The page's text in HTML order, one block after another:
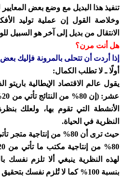
تنفيذ هذا البديل مع وضع بعض المعايير
وخلاصة القول إن عملية توليد
الانتقال من بديل إلى آخر هو السبيل
هل أنت مرن؟
إذا أردت أن تتحلى بالمرونة فإليك
أولًا ـ لا تطلب الكمال:
يقول عالم الاقتصاد الإيطالية
الأنشطة التي تقوم بها، ولعلك
النظرية في الحياة.
لهذه النظرية ينبغي ألا تلزم نفسك
بنسبة 100% كما لا تُلزم نفسك بتحقيق 100% من الأهداف).